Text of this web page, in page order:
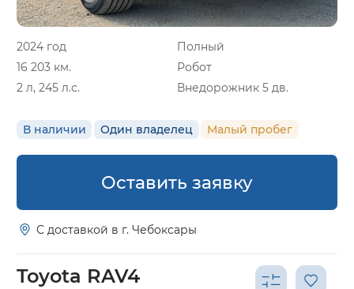
2024 год
Полный
16 203 км.
Робот
2 л, 245 л.с.
Внедорожник 5 дв.
В наличии Один владелец Малый пробег
Оставить заявку
С доставкой в г. Чебоксары
Toyota RAV4